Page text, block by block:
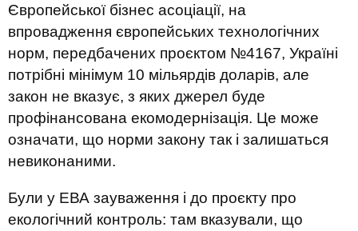
Європейської бізнес асоціації, на
впровадження європейських технологічних
норм, передбачених проєктом №4167, Україні
потрібні мінімум 10 мільярдів доларів, але
закон не вказує, з яких джерел буде
профінансована екомодернізація. Це може
означати, що норми закону так і залишаться
невиконаними.
Були у ЕВА зауваження і до проєкту про
екологічний контроль: там вказували, що